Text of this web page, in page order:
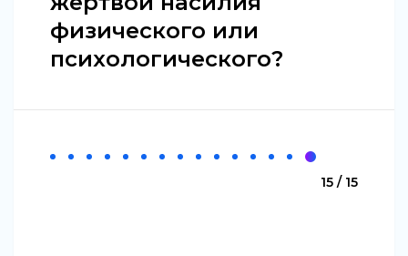
физического или
психологического?
15 / 15